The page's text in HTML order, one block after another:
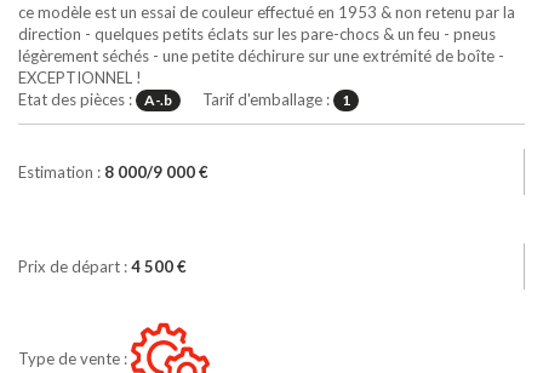
ce modèle est un essai de couleur effectué en 1953 & non retenu par la
direction - quelques petits éclats sur les pare-chocs & un feu - pneus
légèrement séchés - une petite déchirure sur une extrémité de boîte -
EXCEPTIONNEL !
Etat des pièces :
A-.b Tarif d'emballage : 1
Estimation : 8 000/9 000 €
Prix de départ :4 500 €
Type de vente :